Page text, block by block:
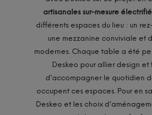
artisanales sur-mesure
différents espaces du lieu : un
une mezzanine conviviale et
modernes. Chaque table a été
Deskeo pour allier design
d’accompagner le quotidien
occupent ces espaces. Pour en
Deskeo et les choix